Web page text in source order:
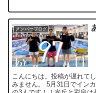
メンバーブログ
こんにちは。投稿が遅れて
みません。 5月31日でイン